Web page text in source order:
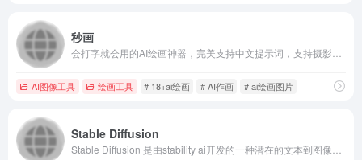
秒画
AI图像工具 绘画工具 # 18+ai绘画 # AI作画 # ai绘画图片
Stable Diffusion